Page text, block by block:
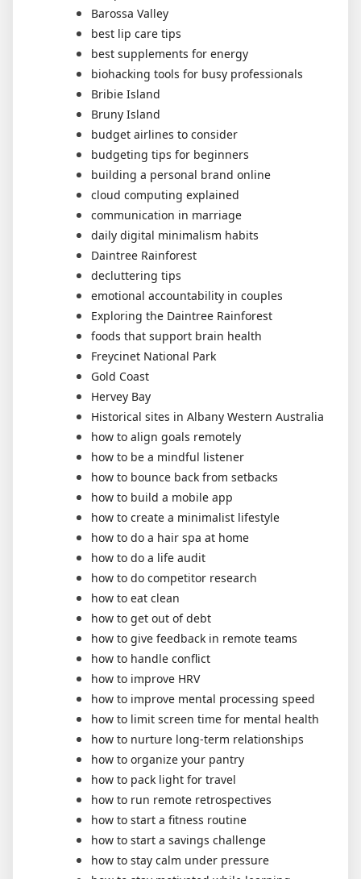
Barossa Valley
best lip care tips
best supplements for energy
biohacking tools for busy professionals
Bribie Island
Bruny Island
budget airlines to consider
budgeting tips for beginners
building a personal brand online
cloud computing explained
communication in marriage
daily digital minimalism habits
Daintree Rainforest
decluttering tips
emotional accountability in couples
Exploring the Daintree Rainforest
foods that support brain health
Freycinet National Park
Gold Coast
Hervey Bay
Historical sites in Albany Western Australia
how to align goals remotely
how to be a mindful listener
how to bounce back from setbacks
how to build a mobile app
how to create a minimalist lifestyle
how to do a hair spa at home
how to do a life audit
how to do competitor research
how to eat clean
how to get out of debt
how to give feedback in remote teams
how to handle conflict
how to improve HRV
how to improve mental processing speed
how to limit screen time for mental health
how to nurture long-term relationships
how to organize your pantry
how to pack light for travel
how to run remote retrospectives
how to start a fitness routine
how to start a savings challenge
how to stay calm under pressure